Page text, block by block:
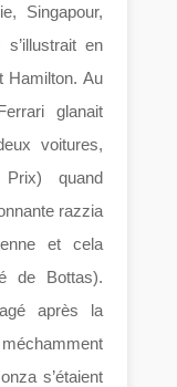
Singapour,
en
Hamilton. Au
glanait
voitures,
quand
razzia
et cela
de Bottas).
après la
s’étaient